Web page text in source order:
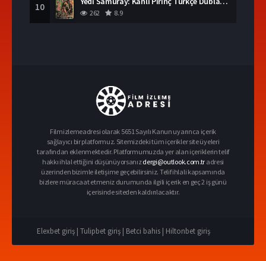
10
262 8.9
Filmizlemeadresi olarak 5651 Sayılı Kanun uyarınca içerik
sağlayıcı bir platformuz. Sitemizdeki tüm içerikler site üyeleri
tarafından eklenmektedir. Platformumuzda yer alan içeriklerin telif
hakkı ihlal ettiğini düşünüyorsanızdergi@outlook.com.tr adresi
üzerinden bizimle iletişime geçebilirsiniz. Telif ihlali kapsamında
bizlere müracaat etmeniz durumunda ilgili içerik en geç 2 iş günü
içerisinde siteden kaldırılacaktır.
Elexbet giriş | Tulipbet giriş | Betci bahis | Hiltonbet giriş